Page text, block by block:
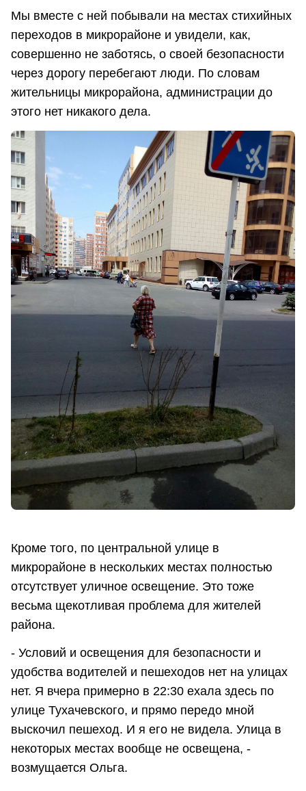
Мы вместе с ней побывали на местах стихийных
переходов в микрорайоне и увидели, как,
совершенно не заботясь, о своей безопасности
через дорогу перебегают люди. По словам
жительницы микрорайона, администрации до
этого нет никакого дела.
Кроме того, по центральной улице в
микрорайоне в нескольких местах полностью
отсутствует уличное освещение. Это тоже
весьма щекотливая проблема для жителей
района.
- Условий и освещения для безопасности и
удобства водителей и пешеходов нет на улицах
нет. Я вчера примерно в 22:30 ехала здесь по
улице Тухачевского, и прямо передо мной
выскочил пешеход. И я его не видела. Улица в
некоторых местах вообще не освещена, -
возмущается Ольга.